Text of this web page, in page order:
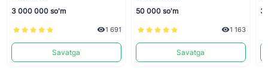
3 000 000 so'm
1 691
Savatga
50 000 so'm
1 163
Savatga